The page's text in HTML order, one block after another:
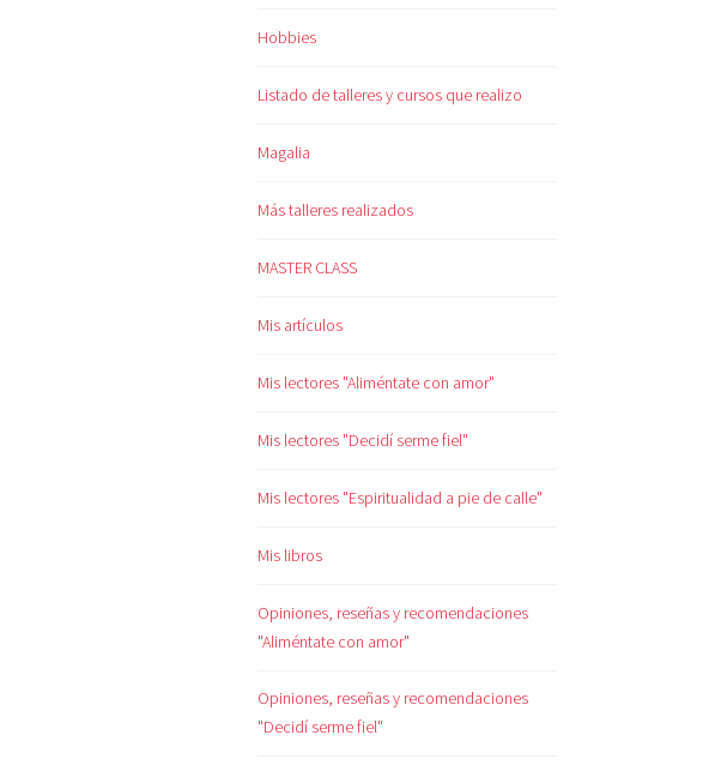
Hobbies
Listado de talleres y cursos que realizo
Magalia
Más talleres realizados
MASTER CLASS
Mis artículos
Mis lectores "Aliméntate con amor"
Mis lectores "Decidí serme fiel"
Mis lectores "Espiritualidad a pie de calle"
Mis libros
Opiniones, reseñas y recomendaciones
"Aliméntate con amor"
Opiniones, reseñas y recomendaciones
"Decidí serme fiel"